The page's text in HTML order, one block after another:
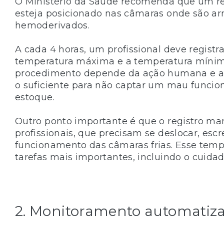
esteja posicionado nas câmaras onde são
hemoderivados.
A cada 4 horas, um profissional deve
temperatura máxima e a temperatura
procedimento depende da ação humana e
o suficiente para não captar um mau
estoque.
Outro ponto importante é que o registro
profissionais, que precisam se deslocar,
funcionamento das câmaras frias. Esse
tarefas mais importantes, incluindo o
2. Monitoramento